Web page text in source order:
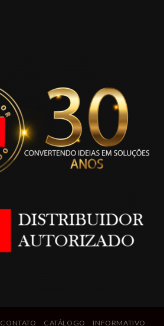
CONTATO CATÁLOGO INFORMATIVO